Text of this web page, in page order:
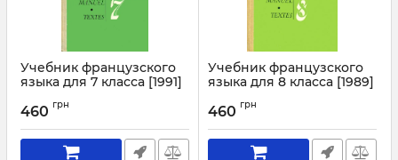
Учебник французского
языка для 7 класса [1991]
460 грн
Учебник французского
языка для 8 класса [1989]
460 грн